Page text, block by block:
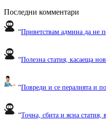
Последни комментари
“Приветствам админа да не
“Полезна статия, касаеща нов
“Повреди и се пералнята и
“Точна, сбита и ясна статия, в